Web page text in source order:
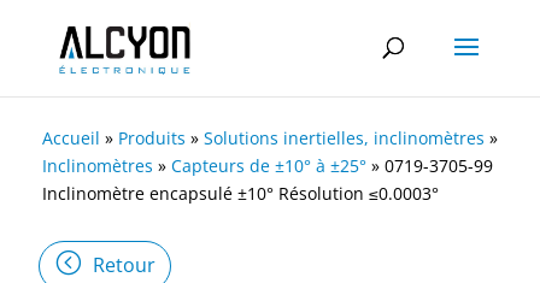
Accueil » Produits » Solutions inertielles, inclinomètres »
Inclinomètres » Capteurs de ±10° à ±25° » 0719-3705-99
Inclinomètre encapsulé ±10° Résolution ≤0.0003°
Retour